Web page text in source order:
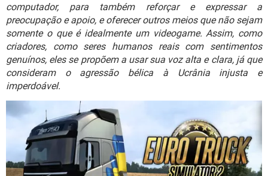
computador, para também reforçar e expressar a
preocupação e apoio, e oferecer outros meios que não sejam
somente o que é idealmente um videogame. Assim, como
criadores, como seres humanos reais com sentimentos
genuínos, eles se propõem a usar sua voz alta e clara, já que
consideram o agressão bélica à Ucrânia injusta e
imperdoável.